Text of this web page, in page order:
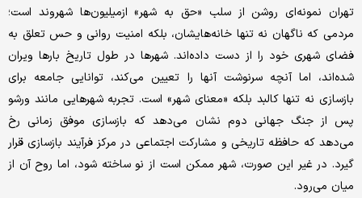
تهران نمونه‌ای روشن از سلب «حق به شهر» از‌میلیون‌ها شهروند است؛
مردمی که ناگهان نه تنها خانه‌هایشان، بلکه امنیت روانی و حس تعلق به
فضای شهری خود را از دست داده‌اند. شهرها در طول تاریخ بارها ویران
شده‌اند، اما آنچه سرنوشت آنها را تعیین می‌کند، توانایی جامعه برای
بازسازی نه تنها کالبد بلکه «معنای شهر» است. تجربه شهرهایی مانند ورشو
پس از جنگ جهانی دوم نشان می‌دهد که بازسازی موفق زمانی رخ
می‌دهد که حافظه تاریخی و مشارکت اجتماعی در مرکز فرآیند بازسازی قرار
گیرد. در غیر این صورت، شهر ممکن است از نو ساخته شود، اما روح آن از
میان می‌رود.